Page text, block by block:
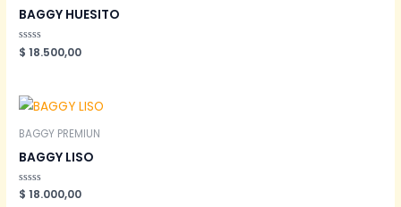
BAGGY HUESITO
Valorado
en
$ 18.500,00
BAGGY PREMIUN
BAGGY LISO
Valorado
en
$ 18.000,00